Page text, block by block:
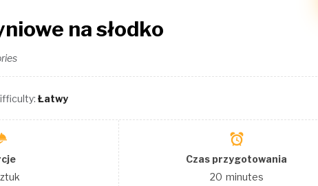
na słodko
Łatwy
Czas przygotowania
20 minutes